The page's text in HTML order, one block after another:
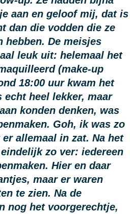
aan en geloof mij, dat is
dan die vodden die ze
hebben. De meisjes
leuk uit: helemaal het
(make-up
18:00 uur kwam het
echt heel lekker, maar
konden denken, was
Goh, ik was zo
allemaal in zat. Na het
zo ver: iedereen
Hier en daar
maar er waren
te zien. Na de
nog het voorgerechtje,